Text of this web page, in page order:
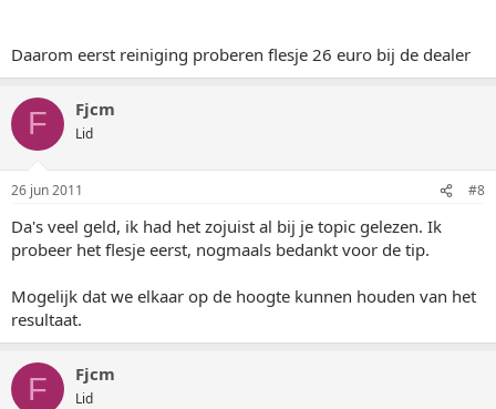
Daarom eerst reiniging proberen flesje 26 euro bij de dealer
F Fjcm
Lid
26 jun 2011 #8
Da's veel geld, ik had het zojuist al bij je topic gelezen. Ik
probeer het flesje eerst, nogmaals bedankt voor de tip.
Mogelijk dat we elkaar op de hoogte kunnen houden van het
resultaat.
F Fjcm
Lid